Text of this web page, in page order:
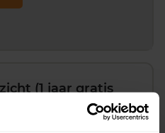
(1 jaar gratis